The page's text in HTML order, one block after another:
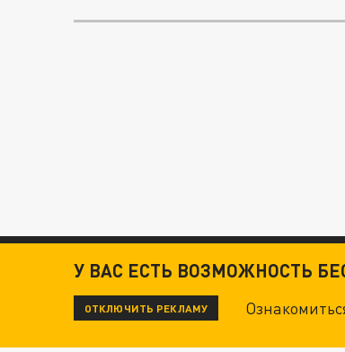
У ВАС ЕСТЬ ВОЗМОЖНОСТЬ
ОТКЛЮЧИТЬ РЕКЛАМУ